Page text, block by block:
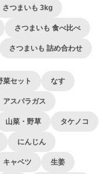
さつまいも 3kg
さつまいも 食べ比べ
さつまいも 詰め合わせ
菜セット なす
アスパラガス
山菜・野草 タケノコ
にんじん
キャベツ 生姜